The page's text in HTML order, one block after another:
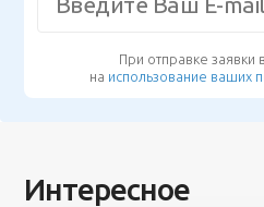
При отправке заявки
на использование ваших
Интересное